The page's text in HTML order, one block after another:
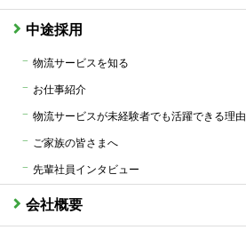
中途採用
物流サービスを知る
お仕事紹介
物流サービスが未経験者でも活躍できる理由
ご家族の皆さまへ
先輩社員インタビュー
会社概要